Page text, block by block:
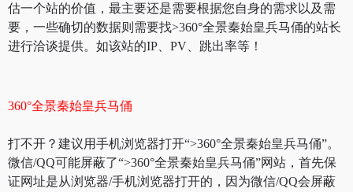
估一个站的价值，最主要还是需要根据您自身的需求以及需
要，一些确切的数据则需要找>360°全景秦始皇兵马俑的站长
进行洽谈提供。如该站的IP、PV、跳出率等！
360°全景秦始皇兵马俑
打不开？建议用手机浏览器打开“>360°全景秦始皇兵马俑”。
微信/QQ可能屏蔽了“>360°全景秦始皇兵马俑”网站，首先保
证网址是从浏览器/手机浏览器打开的，因为微信/QQ会屏蔽